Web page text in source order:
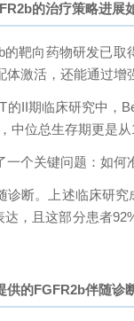
的治疗策略进展
的靶向药物研发已取
体激活，还能通过增
的II期临床研究中，
中位总生存期更是
一个关键问题：如何
诊断。上述临床研
达，且这部分患者
供的FGFR2b伴随诊